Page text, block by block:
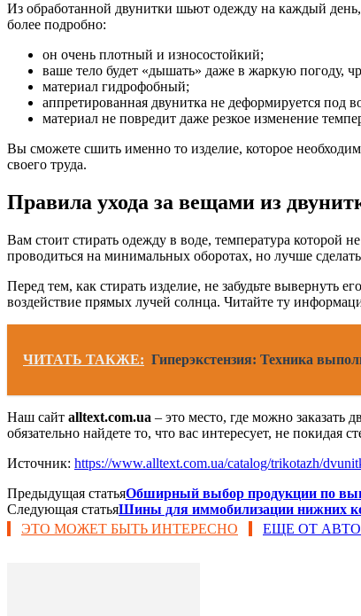
Из обработанной двунитки шьют одежду на каждый
более подробно:
он очень плотный и износостойкий;
ваше тело будет «дышать» даже в жаркую погоду,
материал гидрофобный;
аппретированная двунитка не деформируется под
материал не повредит даже резкое изменение
Вы сможете сшить именно то изделие, которое
своего труда.
Правила ухода за вещами из
Вам стоит стирать одежду в воде, температура которой
проводиться на минимальных оборотах, но лучше
Перед тем, как стирать изделие, не забудьте
воздействие прямых лучей солнца. Читайте ту
ЧИТАТЬ ТАКЖЕ: Гиперэкстензия: Техника
Наш сайт alltext.com.ua – это место, где можно заказать
обязательно найдете то, что вас интересует, не
Источник: https://www.alltext.com.ua/catalog/trikotazh/
Предыдущая статьяОбширный выбор продукции по
Следующая статьяШины для иммобилизации нижних
ЭТО МОЖЕТ БЫТЬ ИНТЕРЕСНО
ЕЩЕ ОТ